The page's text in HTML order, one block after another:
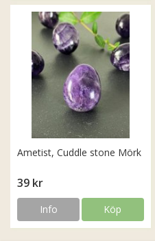
Ametist, Cuddle stone Mörk
39 kr
Info Köp